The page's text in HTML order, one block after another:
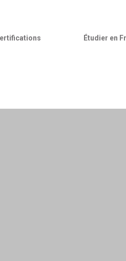
Étudier en